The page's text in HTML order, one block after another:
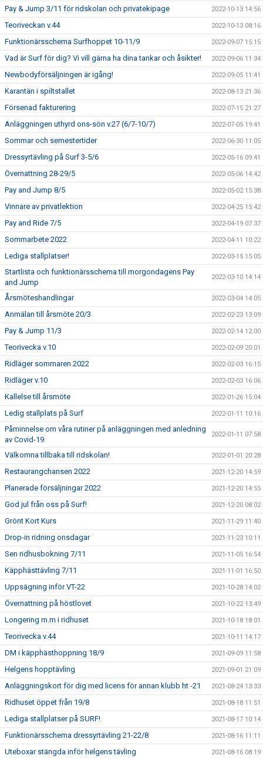
Pay & Jump 3/11 för ridskolan och privatekipage 2022-10-13 14:56
Teoriveckan v.44 2022-10-13 08:16
Funktionärsschema Surfhoppet 10-11/9 2022-09-07 15:15
Vad är Surf för dig? Vi vill gärna ha dina tankar och åsikter! 2022-09-06 11:34
Newbodyförsäljningen är igång! 2022-09-05 11:41
Karantän i spiltstallet 2022-08-13 21:36
Försenad fakturering 2022-07-15 21:27
Anläggningen uthyrd ons-sön v.27 (6/7-10/7) 2022-07-05 19:41
Sommar och semestertider 2022-06-30 11:05
Dressyrtävling på Surf 3-5/6 2022-05-16 09:41
Övernattning 28-29/5 2022-05-06 14:42
Pay and Jump 8/5 2022-05-02 15:38
Vinnare av privatlektion 2022-04-25 15:42
Pay and Ride 7/5 2022-04-19 07:37
Sommarbete 2022 2022-04-11 10:22
Lediga stallplatser! 2022-03-15 15:05
Startlista och funktionärsschema till morgondagens Pay
and Jump
2022-03-10 14:14
Årsmöteshandlingar 2022-03-04 14:05
Anmälan till årsmöte 20/3 2022-02-23 13:09
Pay & Jump 11/3 2022-02-14 12:00
Teorivecka v.10 2022-02-09 20:01
Ridläger sommaren 2022 2022-02-03 16:15
Ridläger v.10 2022-02-03 16:06
Kallelse till årsmöte 2022-01-26 15:04
Ledig stallplats på Surf 2022-01-11 10:16
Påminnelse om våra rutiner på anläggningen med anledning
av Covid-19
2022-01-11 07:58
Välkomna tillbaka till ridskolan! 2022-01-01 20:28
Restaurangchansen 2022 2021-12-20 14:59
Planerade försäljningar 2022 2021-12-20 14:55
God jul från oss på Surf! 2021-12-20 08:02
Grönt Kort Kurs 2021-11-29 11:40
Drop-in ridning onsdagar 2021-11-23 10:11
Sen ridhusbokning 7/11 2021-11-05 16:54
Käpphästtävling 7/11 2021-11-01 16:50
Uppsägning inför VT-22 2021-10-28 14:02
Övernattning på höstlovet 2021-10-22 13:49
Longering m.m i ridhuset 2021-10-18 18:01
Teorivecka v.44 2021-10-11 14:17
DM i käpphästhoppning 18/9 2021-09-09 11:58
Helgens hopptävling 2021-09-01 21:09
Anläggningskort för dig med licens för annan klubb ht -21 2021-08-24 13:33
Ridhuset öppet från 19/8 2021-08-18 11:51
Lediga stallplatser på SURF! 2021-08-17 10:14
Funktionärsschema dressyrtävling 21-22/8 2021-08-16 11:11
Uteboxar stängda inför helgens tävling 2021-08-16 08:19